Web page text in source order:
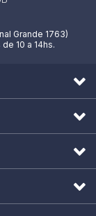
Grande 1763)
10 a 14hs.